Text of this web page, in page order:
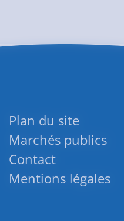
Plan du site
Marchés publics
Contact
Mentions légales